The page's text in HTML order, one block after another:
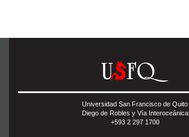
Universidad San Francisco de Quito
Diego de Robles y Vía Interoceánica
+593 2 297 1700